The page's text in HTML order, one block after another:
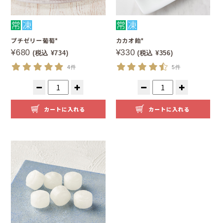
プチゼリー葡萄*
¥680 (税込 ¥734)
4件
カートに入れる
カカオ飴*
¥330 (税込 ¥356)
5件
カートに入れる